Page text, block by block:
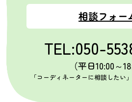
相談フォー
TEL:050-
（平日10:00～
「コーディネーターに相談したい